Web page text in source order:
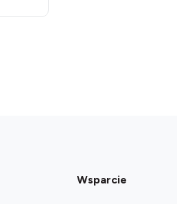
Wsparcie